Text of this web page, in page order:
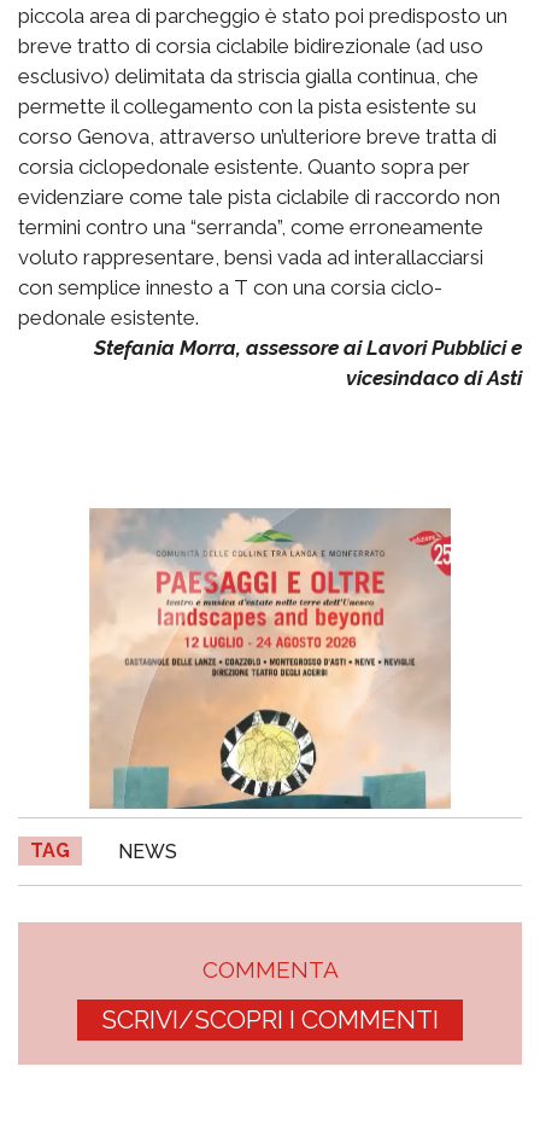
piccola area di parcheggio è stato poi predisposto un
breve tratto di corsia ciclabile bidirezionale (ad uso
esclusivo) delimitata da striscia gialla continua, che
permette il collegamento con la pista esistente su
corso Genova, attraverso un’ulteriore breve tratta di
corsia ciclopedonale esistente. Quanto sopra per
evidenziare come tale pista ciclabile di raccordo non
termini contro una “serranda”, come erroneamente
voluto rappresentare, bensì vada ad interallacciarsi
con semplice innesto a T con una corsia ciclo-
pedonale esistente.
Stefania Morra, assessore ai Lavori Pubblici e
vicesindaco di Asti
TAG NEWS
COMMENTA
SCRIVI/SCOPRI I COMMENTI